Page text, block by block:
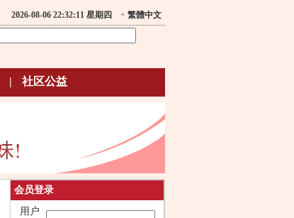
2026-08-06 22:32:11 星期四 + 繁體中文
| 社区公益
会员登录
用户